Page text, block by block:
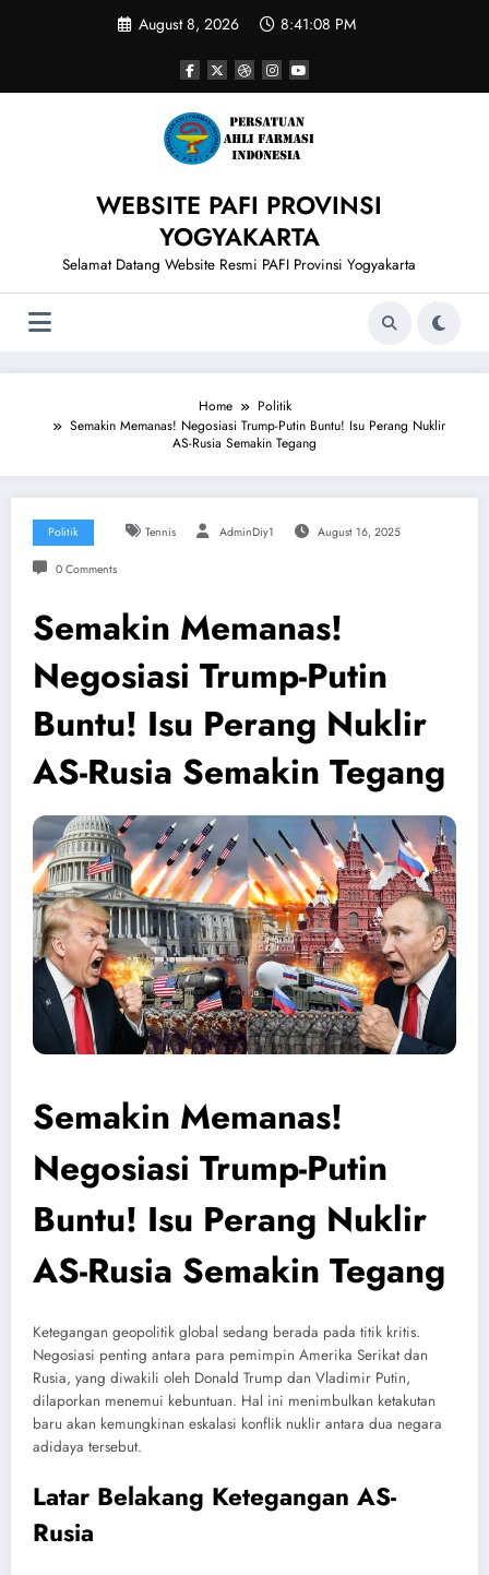
August 8, 2026 8:41:09 PM
WEBSITE PAFI PROVINSI
YOGYAKARTA
Selamat Datang Website Resmi PAFI Provinsi Yogyakarta
Home
Politik
Semakin Memanas! Negosiasi Trump-Putin Buntu! Isu Perang Nuklir
AS-Rusia Semakin Tegang
Politik Tennis AdminDiy1 August 16, 2025
0 Comments
Semakin Memanas!
Negosiasi Trump-Putin
Buntu! Isu Perang Nuklir
AS-Rusia Semakin Tegang
Semakin Memanas!
Negosiasi Trump-Putin
Buntu! Isu Perang Nuklir
AS-Rusia Semakin Tegang
Ketegangan geopolitik global sedang berada pada titik kritis.
Negosiasi penting antara para pemimpin Amerika Serikat dan
Rusia, yang diwakili oleh Donald Trump dan Vladimir Putin,
dilaporkan menemui kebuntuan. Hal ini menimbulkan ketakutan
baru akan kemungkinan eskalasi konflik nuklir antara dua negara
adidaya tersebut.
Latar Belakang Ketegangan AS-
Rusia